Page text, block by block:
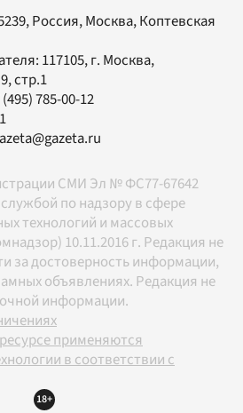
Россия, Москва, Коптевская
117105, г. Москва,
стр.1
785-00-12
СМИ Эл № ФС77-67642
по надзору в сфере
технологий и массовых
10.11.2016 г. Редакция не
за достоверность информации,
объявлениях. Редакция не
информации.
применяются
в соответствии с
18+